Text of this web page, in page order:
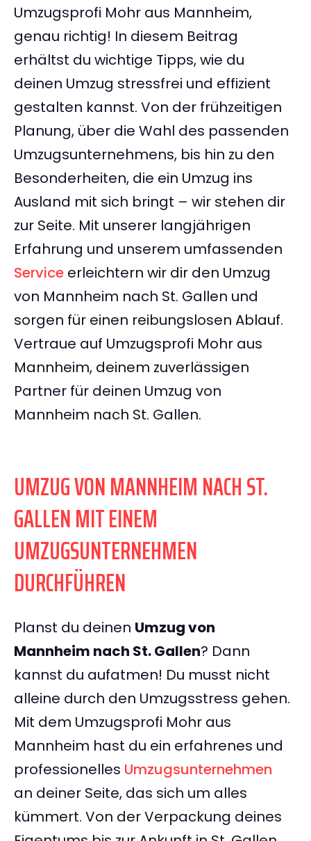
Umzugsprofi Mohr aus Mannheim,
genau richtig! In diesem Beitrag
erhältst du wichtige Tipps, wie du
deinen Umzug stressfrei und effizient
gestalten kannst. Von der frühzeitigen
Planung, über die Wahl des passenden
Umzugsunternehmens, bis hin zu den
Besonderheiten, die ein Umzug ins
Ausland mit sich bringt – wir stehen dir
zur Seite. Mit unserer langjährigen
Erfahrung und unserem umfassenden
Service erleichtern wir dir den Umzug
von Mannheim nach St. Gallen und
sorgen für einen reibungslosen Ablauf.
Vertraue auf Umzugsprofi Mohr aus
Mannheim, deinem zuverlässigen
Partner für deinen Umzug von
Mannheim nach St. Gallen.
UMZUG VON MANNHEIM NACH ST.
GALLEN MIT EINEM
UMZUGSUNTERNEHMEN
DURCHFÜHREN
Planst du deinen Umzug von
Mannheim nach St. Gallen? Dann
kannst du aufatmen! Du musst nicht
alleine durch den Umzugsstress gehen.
Mit dem Umzugsprofi Mohr aus
Mannheim hast du ein erfahrenes und
professionelles Umzugsunternehmen
an deiner Seite, das sich um alles
kümmert. Von der Verpackung deines